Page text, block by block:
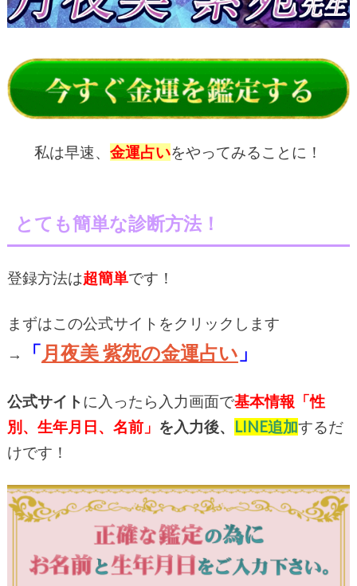
私は早速、金運占いをやってみることに！
とても簡単な診断方法！
登録方法は超簡単です！
まずはこの公式サイトをクリックします
→
「 月夜美 紫苑の金運占い 」
公式サイトに入ったら入力画面で基本情報「性
別、生年月日、名前」 を入力後、 LINE追加するだ
けです！